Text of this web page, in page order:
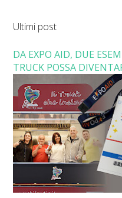
Ultimi post
DA EXPO AID, DUE
TRUCK POSSA